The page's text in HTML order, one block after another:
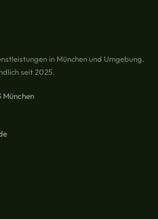
in München und Umgebung.
seit 2025.
München